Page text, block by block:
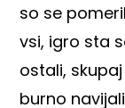
so se
vsi, igro sta
ostali,
burno